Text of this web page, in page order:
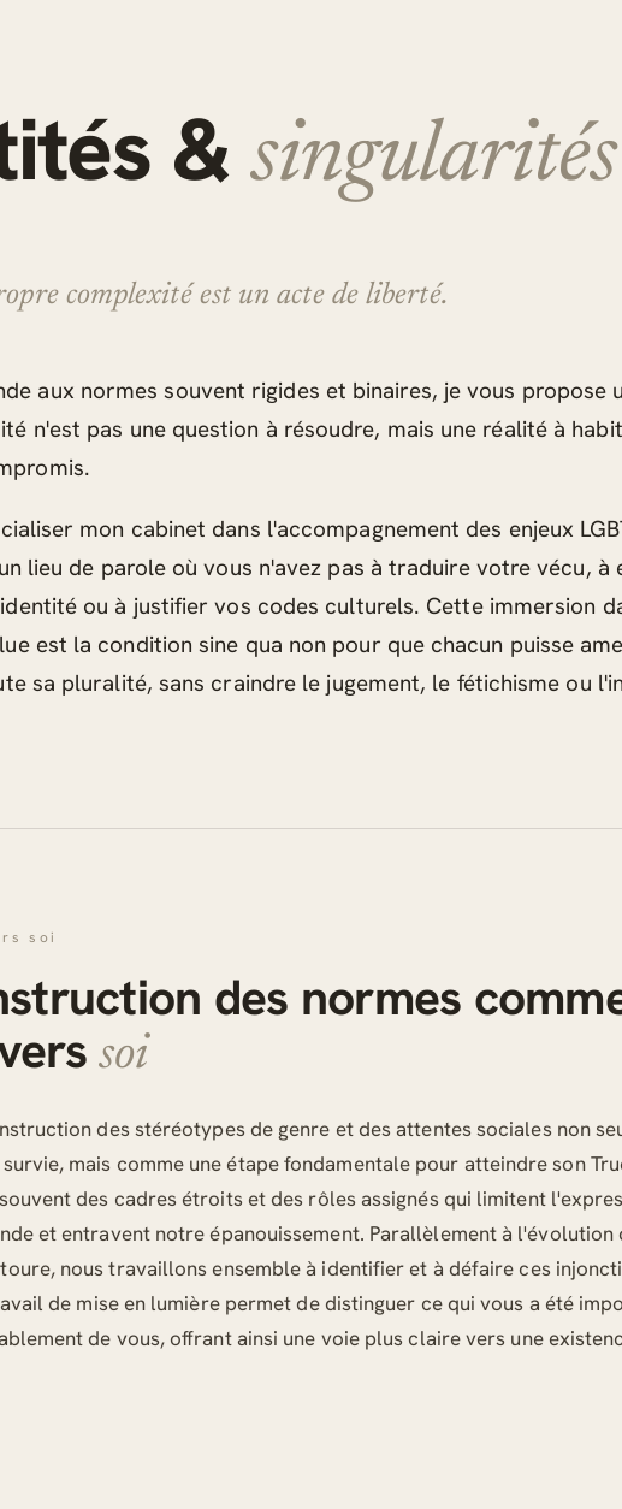
&singularités
complexité est un acte de liberté.
aux normes souvent rigides et binaires, je vous propose
n'est pas une question à résoudre, mais une réalité à
mon cabinet dans l'accompagnement des enjeux
lieu de parole où vous n'avez pas à traduire votre vécu, à
ou à justifier vos codes culturels. Cette immersion
est la condition sine qua non pour que chacun puisse
sa pluralité, sans craindre le jugement, le fétichisme ou
soi
des normes
soi
des stéréotypes de genre et des attentes sociales non
mais comme une étape fondamentale pour atteindre son
des cadres étroits et des rôles assignés qui limitent
et entravent notre épanouissement. Parallèlement à l'évolution
nous travaillons ensemble à identifier et à défaire ces
de mise en lumière permet de distinguer ce qui vous a été
de vous, offrant ainsi une voie plus claire vers une